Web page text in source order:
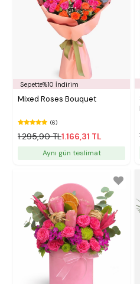
Sepette%10 İndirim
Mixed Roses Bouquet
(6)
1.295,90 TL1.166,31 TL
Aynı gün teslimat